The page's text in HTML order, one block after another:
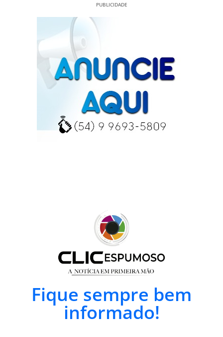
PUBLICIDADE
Fique sempre bem
informado!